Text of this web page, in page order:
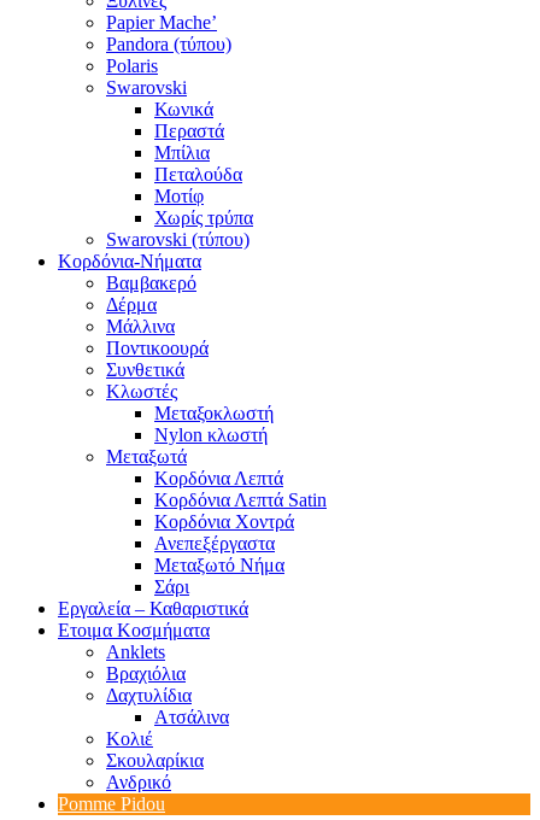
Papier Mache’
Pandora (τύπου)
Polaris
Swarovski
Κωνικά
Περαστά
Μπίλια
Πεταλούδα
Μοτίφ
Χωρίς τρύπα
Swarovski (τύπου)
Κορδόνια-Νήματα
Βαμβακερό
Δέρμα
Μάλλινα
Ποντικοουρά
Συνθετικά
Κλωστές
Μεταξοκλωστή
Nylon κλωστή
Μεταξωτά
Κορδόνια Λεπτά
Κορδόνια Λεπτά Satin
Κορδόνια Χοντρά
Ανεπεξέργαστα
Μεταξωτό Νήμα
Σάρι
Εργαλεία – Καθαριστικά
Ετοιμα Κοσμήματα
Anklets
Βραχιόλια
Δαχτυλίδια
Ατσάλινα
Κολιέ
Σκουλαρίκια
Ανδρικό
Pomme Pidou